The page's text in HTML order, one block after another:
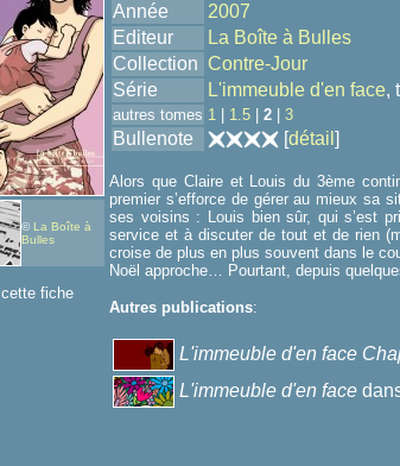
© La Boîte à
Bulles
cette fiche
Année
2007
Editeur
La Boîte à Bulles
Collection Contre-Jour
Série
L'immeuble d'en face,
autres tomes 1 1.5 2 3
Bullenote [détail ]
Alors que Claire et Louis du 3ème
premier s’efforce de gérer au mieux sa
ses voisins : Louis bien sûr, qui s’est
service et à discuter de tout et de rien
croise de plus en plus souvent dans le
Noël approche… Pourtant, depuis
Autres publications:
L'immeuble d'en face
L'immeuble d'en face